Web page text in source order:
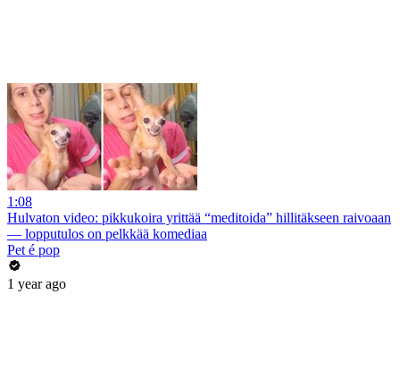
1:08
Hulvaton video: pikkukoira yrittää “meditoida” hillitäkseen raivoaan
— lopputulos on pelkkää komediaa
Pet é pop
1 year ago